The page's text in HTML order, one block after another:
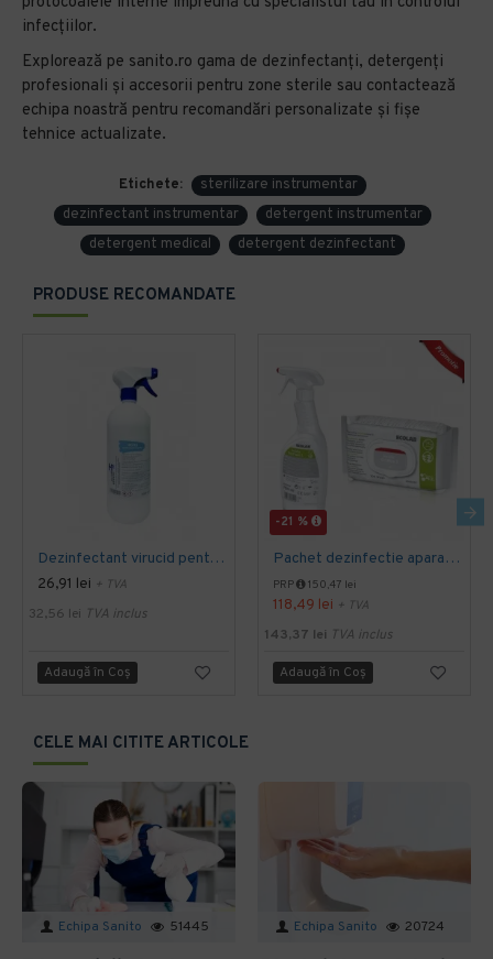
infecțiilor.
Explorează pe sanito.ro gama de dezinfectanți, detergenți
profesionali și accesorii pentru zone sterile sau contactează
echipa noastră pentru recomandări personalizate și fișe
tehnice actualizate.
Etichete:
sterilizare instrumentar
dezinfectant instrumentar
detergent instrumentar
detergent medical
detergent dezinfectant
PRODUSE RECOMANDATE
Dezinfectant virucid pentru suprafete Higeea 1L
26,91 lei + TVA
32,56 lei TVA inclus
Adaugă în Coş
-21 %
Pachet dezinfectie aparatura medicala, detergent dezinfectant si servetele dezinfectante Ecolab
PRP 150,47 lei
118,49 lei + TVA
143,37 lei TVA inclus
Adaugă în Coş
CELE MAI CITITE ARTICOLE
Echipa Sanito 51445 Echipa Sanito 20724